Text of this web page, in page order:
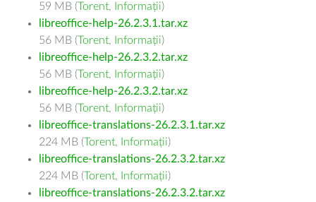
59 MB (Torent, Informații)
libreoffice-help-26.2.3.1.tar.xz
56 MB (Torent, Informații)
libreoffice-help-26.2.3.2.tar.xz
56 MB (Torent, Informații)
libreoffice-help-26.2.3.2.tar.xz
56 MB (Torent, Informații)
libreoffice-translations-26.2.3.1.tar.xz
224 MB (Torent, Informații)
libreoffice-translations-26.2.3.2.tar.xz
224 MB (Torent, Informații)
libreoffice-translations-26.2.3.2.tar.xz